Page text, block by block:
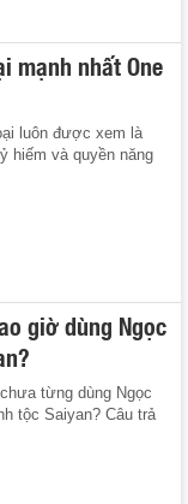
mạnh nhất One
luôn được xem là
hiếm và quyền năng
giờ dùng Ngọc
từng dùng Ngọc
tộc Saiyan? Câu trả